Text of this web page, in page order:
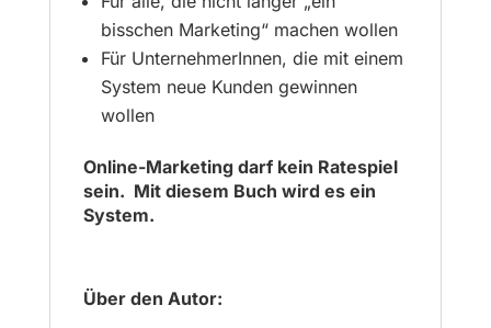
bisschen Marketing“ machen wollen
Für UnternehmerInnen, die mit einem
System neue Kunden gewinnen
wollen
Online-Marketing darf kein Ratespiel
sein. Mit diesem Buch wird es ein
System.
Über den Autor: